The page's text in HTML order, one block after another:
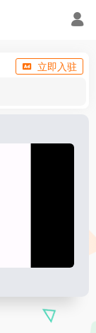
立即入驻